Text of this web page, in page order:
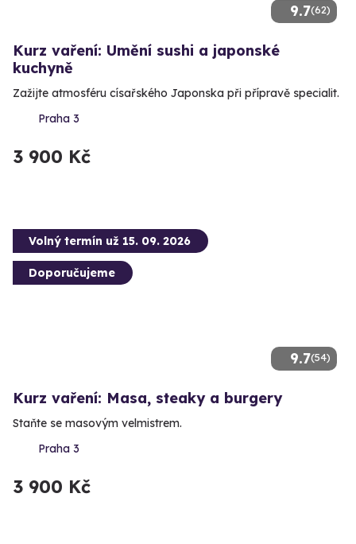
9.7(62)
Kurz vaření: Umění sushi a japonské
kuchyně
Zažijte atmosféru císařského Japonska při přípravě specialit.
Praha 3
3 900 Kč
9.7(54)
Volný termín už 15. 09. 2026
Doporučujeme
Kurz vaření: Masa, steaky a burgery
Staňte se masovým velmistrem.
Praha 3
3 900 Kč